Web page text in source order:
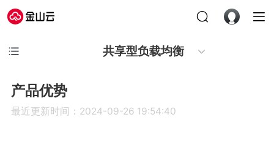
共享型负载均衡
产品优势
最近更新时间：2024-09-26 19:54:40